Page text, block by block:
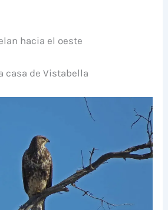
hacia el oeste
casa de Vistabella